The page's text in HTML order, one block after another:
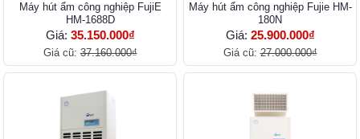
Máy hút ẩm công nghiệp FujiE
HM-1688D
Giá: 35.150.000₫
Giá cũ:37.160.000₫
Máy hút ẩm công nghiệp Fujie HM-
180N
Giá: 25.900.000₫
Giá cũ:27.000.000₫